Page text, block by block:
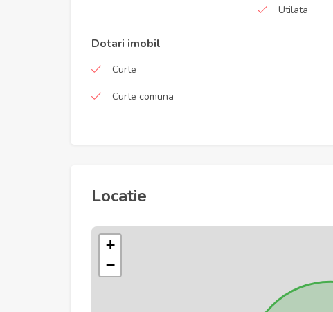
Utilata
Dotari imobil
Curte
Curte comuna
Locatie
+
−